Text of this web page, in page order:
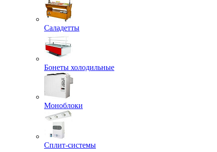
Саладетты
Бонеты холодильные
Моноблоки
Сплит-системы